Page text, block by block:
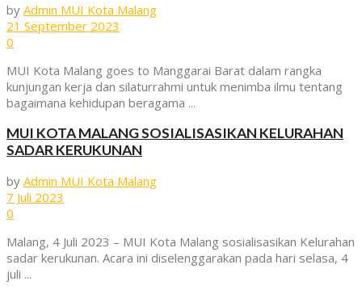
by Admin MUI Kota Malang
21 September 2023
0
MUI Kota Malang goes to Manggarai Barat dalam rangka
kunjungan kerja dan silaturrahmi untuk menimba ilmu tentang
bagaimana kehidupan beragama ...
MUI KOTA MALANG SOSIALISASIKAN KELURAHAN
SADAR KERUKUNAN
by Admin MUI Kota Malang
7 Juli 2023
0
Malang, 4 Juli 2023 – MUI Kota Malang sosialisasikan Kelurahan
sadar kerukunan. Acara ini diselenggarakan pada hari selasa, 4
juli ...